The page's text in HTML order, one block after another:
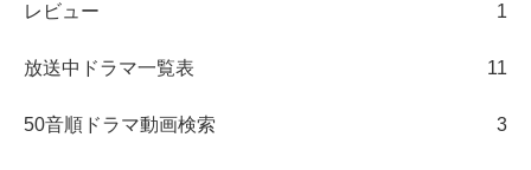
レビュー 1
放送中ドラマ一覧表 11
50音順ドラマ動画検索 3